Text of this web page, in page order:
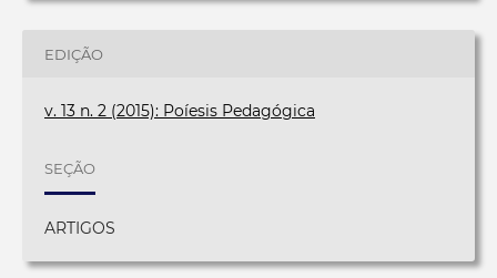
EDIÇÃO
v. 13 n. 2 (2015): Poíesis Pedagógica
SEÇÃO
ARTIGOS